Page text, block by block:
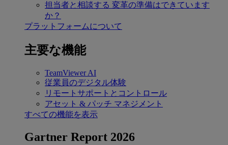
担当者と相談する 変革の準備はできています
か？
プラットフォームについて
主要な機能
TeamViewer AI
従業員のデジタル体験
リモートサポートとコントロール
アセット & パッチ マネジメント
すべての機能を表示
Gartner Report 2026